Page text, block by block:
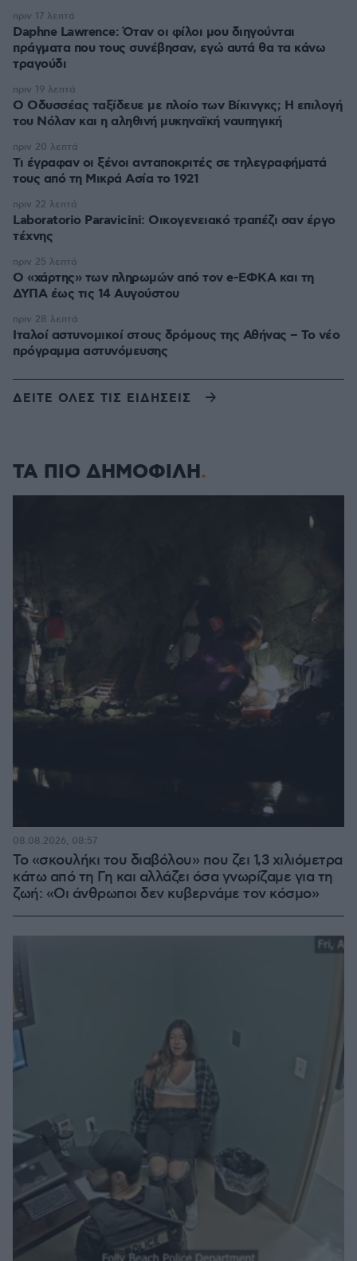
Daphne Lawrence: Όταν οι φίλοι μου διηγούνται
πράγματα που τους συνέβησαν, εγώ αυτά θα τα κάνω
τραγούδι
πριν 17 λεπτά
Ο Οδυσσέας ταξίδευε με πλοίο των Βίκινγκς; Η επιλογή
του Νόλαν και η αληθινή μυκηναϊκή ναυπηγική
πριν 19 λεπτά
Τι έγραφαν οι ξένοι ανταποκριτές σε τηλεγραφήματά
τους από τη Μικρά Ασία το 1921
πριν 20 λεπτά
Laboratorio Paravicini: Οικογενειακό τραπέζι σαν έργο
τέχνης
πριν 22 λεπτά
Ο «χάρτης» των πληρωμών από τον e-ΕΦΚΑ και τη
ΔΥΠΑ έως τις 14 Αυγούστου
πριν 25 λεπτά
Ιταλοί αστυνομικοί στους δρόμους της Αθήνας – Το νέο
πρόγραμμα αστυνόμευσης
πριν 28 λεπτά
ΔΕΙΤΕ ΟΛΕΣ ΤΙΣ ΕΙΔΗΣΕΙΣ
ΤΑ ΠΙΟ ΔΗΜΟΦΙΛΗ
Το «σκουλήκι του διαβόλου» που ζει 1,3 χιλιόμετρα
κάτω από τη Γη και αλλάζει όσα γνωρίζαμε για τη
ζωή: «Οι άνθρωποι δεν κυβερνάμε τον κόσμο»
08.08.2026, 08:57